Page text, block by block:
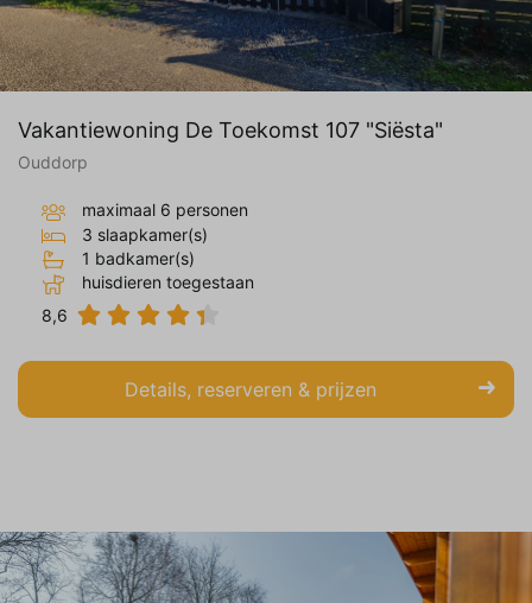
Vakantiewoning De Toekomst 107 "Siësta"
Ouddorp
maximaal 6 personen
3 slaapkamer(s)
1 badkamer(s)
huisdieren toegestaan
8,6
Details, reserveren & prijzen